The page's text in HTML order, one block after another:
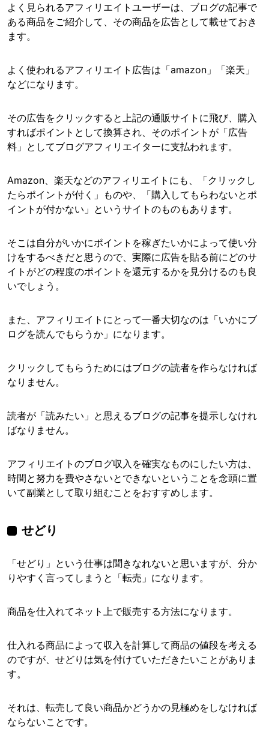
よく見られるアフィリエイトユーザーは、ブログの記事で
ある商品をご紹介して、その商品を広告として載せておき
ます。
よく使われるアフィリエイト広告は「amazon」「楽天」
などになります。
その広告をクリックすると上記の通販サイトに飛び、購入
すればポイントとして換算され、そのポイントが「広告
料」としてブログアフィリエイターに支払われます。
Amazon、楽天などのアフィリエイトにも、「クリックし
たらポイントが付く」ものや、「購入してもらわないとポ
イントが付かない」というサイトのものもあります。
そこは自分がいかにポイントを稼ぎたいかによって使い分
けをするべきだと思うので、実際に広告を貼る前にどのサ
イトがどの程度のポイントを還元するかを見分けるのも良
いでしょう。
また、アフィリエイトにとって一番大切なのは「いかにブ
ログを読んでもらうか」になります。
クリックしてもらうためにはブログの読者を作らなければ
なりません。
読者が「読みたい」と思えるブログの記事を提示しなけれ
ばなりません。
アフィリエイトのブログ収入を確実なものにしたい方は、
時間と努力を費やさないとできないということを念頭に置
いて副業として取り組むことをおすすめします。
せどり
「せどり」という仕事は聞きなれないと思いますが、分か
りやすく言ってしまうと「転売」になります。
商品を仕入れてネット上で販売する方法になります。
仕入れる商品によって収入を計算して商品の値段を考える
のですが、せどりは気を付けていただきたいことがありま
す。
それは、転売して良い商品かどうかの見極めをしなければ
ならないことです。